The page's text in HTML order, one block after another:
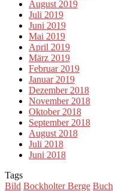
August 2019
Juli 2019
Juni 2019
Mai 2019
April 2019
März 2019
Februar 2019
Januar 2019
Dezember 2018
November 2018
Oktober 2018
September 2018
August 2018
Juli 2018
Juni 2018
Tags
Bild Bockholter Berge Buch